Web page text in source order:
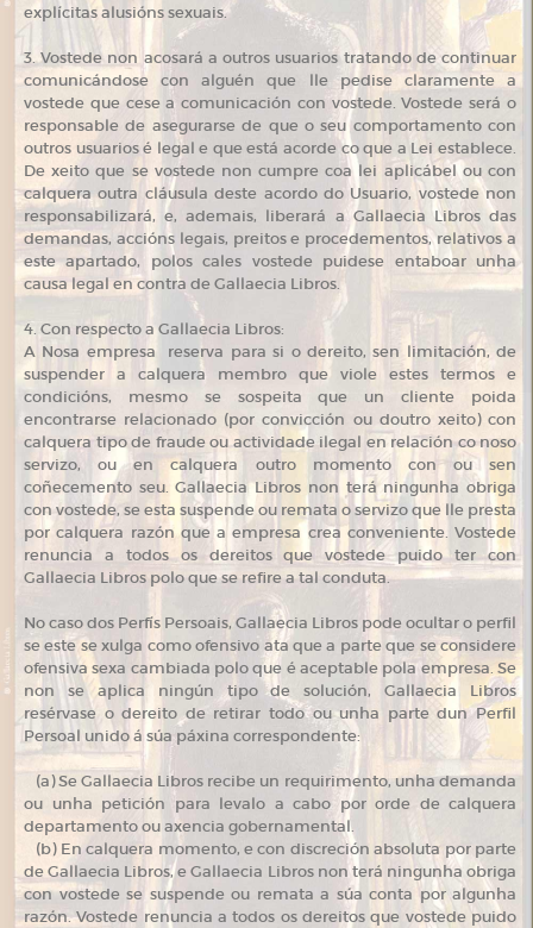
explícitas alusións sexuais.
3. Vostede non acosará a outros usuarios tratando de continuar
comunicándose con alguén que lle pedise claramente a
vostede que cese a comunicación con vostede. Vostede será o
responsable de asegurarse de que o seu comportamento con
outros usuarios é legal e que está acorde co que a Lei establece.
De xeito que se vostede non cumpre coa lei aplicábel ou con
calquera outra cláusula deste acordo do Usuario, vostede non
responsabilizará, e, ademais, liberará a Gallaecia Libros das
demandas, accións legais, preitos e procedementos, relativos a
este apartado, polos cales vostede puidese entaboar unha
causa legal en contra de Gallaecia Libros.
4. Con respecto a Gallaecia Libros:
A Nosa empresa reserva para si o dereito, sen limitación, de
suspender a calquera membro que viole estes termos e
condicións, mesmo se sospeita que un cliente poida
encontrarse relacionado (por convicción ou doutro xeito) con
calquera tipo de fraude ou actividade ilegal en relación co noso
servizo, ou en calquera outro momento con ou sen
coñecemento seu. Gallaecia Libros non terá ningunha obriga
con vostede, se esta suspende ou remata o servizo que lle presta
por calquera razón que a empresa crea conveniente. Vostede
renuncia a todos os dereitos que vostede puido ter con
Gallaecia Libros polo que se refire a tal conduta.
No caso dos Perfís Persoais, Gallaecia Libros pode ocultar o perfil
se este se xulga como ofensivo ata que a parte que se considere
ofensiva sexa cambiada polo que é aceptable pola empresa. Se
non se aplica ningún tipo de solución, Gallaecia Libros
resérvase o dereito de retirar todo ou unha parte dun Perfil
Persoal unido á súa páxina correspondente:
(a) Se Gallaecia Libros recibe un requirimento, unha demanda
ou unha petición para levalo a cabo por orde de calquera
departamento ou axencia gobernamental.
(b) En calquera momento, e con discreción absoluta por parte
de Gallaecia Libros, e Gallaecia Libros non terá ningunha obriga
con vostede se suspende ou remata a súa conta por algunha
razón. Vostede renuncia a todos os dereitos que vostede puido